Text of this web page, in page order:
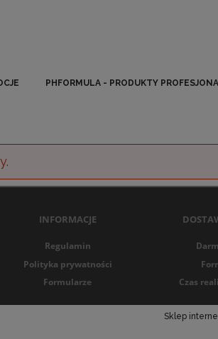
PHFORMULA - PRODUKTY
INFORMACJE
Regulamin
Polityka prywatności
Formularze
Czas
Sklep